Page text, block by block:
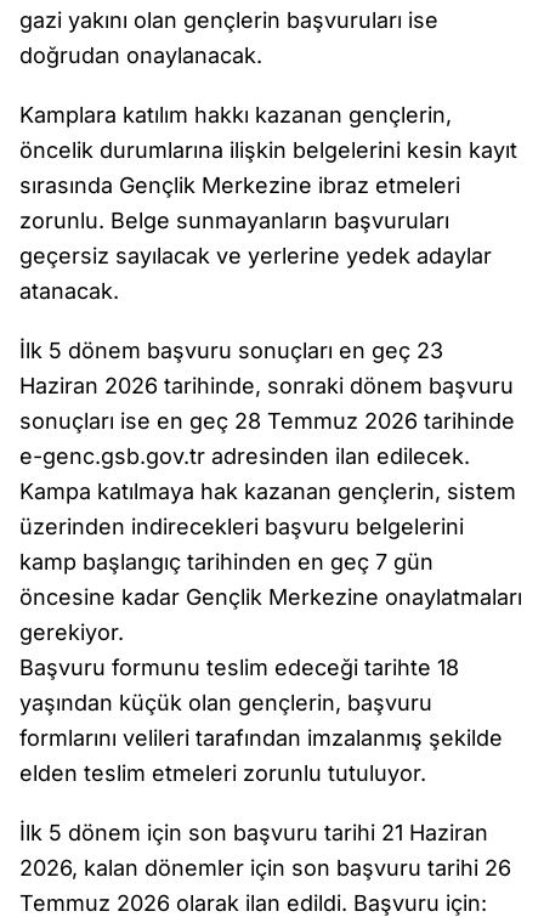
gazi yakını olan gençlerin başvuruları ise
doğrudan onaylanacak.
Kamplara katılım hakkı kazanan gençlerin,
öncelik durumlarına ilişkin belgelerini kesin kayıt
sırasında Gençlik Merkezine ibraz etmeleri
zorunlu. Belge sunmayanların başvuruları
geçersiz sayılacak ve yerlerine yedek adaylar
atanacak.
İlk 5 dönem başvuru sonuçları en geç 23
Haziran 2026 tarihinde, sonraki dönem başvuru
sonuçları ise en geç 28 Temmuz 2026 tarihinde
e-genc.gsb.gov.tr adresinden ilan edilecek.
Kampa katılmaya hak kazanan gençlerin, sistem
üzerinden indirecekleri başvuru belgelerini
kamp başlangıç tarihinden en geç 7 gün
öncesine kadar Gençlik Merkezine onaylatmaları
gerekiyor.
Başvuru formunu teslim edeceği tarihte 18
yaşından küçük olan gençlerin, başvuru
formlarını velileri tarafından imzalanmış şekilde
elden teslim etmeleri zorunlu tutuluyor.
İlk 5 dönem için son başvuru tarihi 21 Haziran
2026, kalan dönemler için son başvuru tarihi 26
Temmuz 2026 olarak ilan edildi. Başvuru için: